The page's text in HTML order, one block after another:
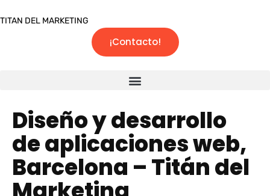
TITAN DEL MARKETING
¡Contacto!
Diseño y desarrollo
de aplicaciones web,
Barcelona – Titán del